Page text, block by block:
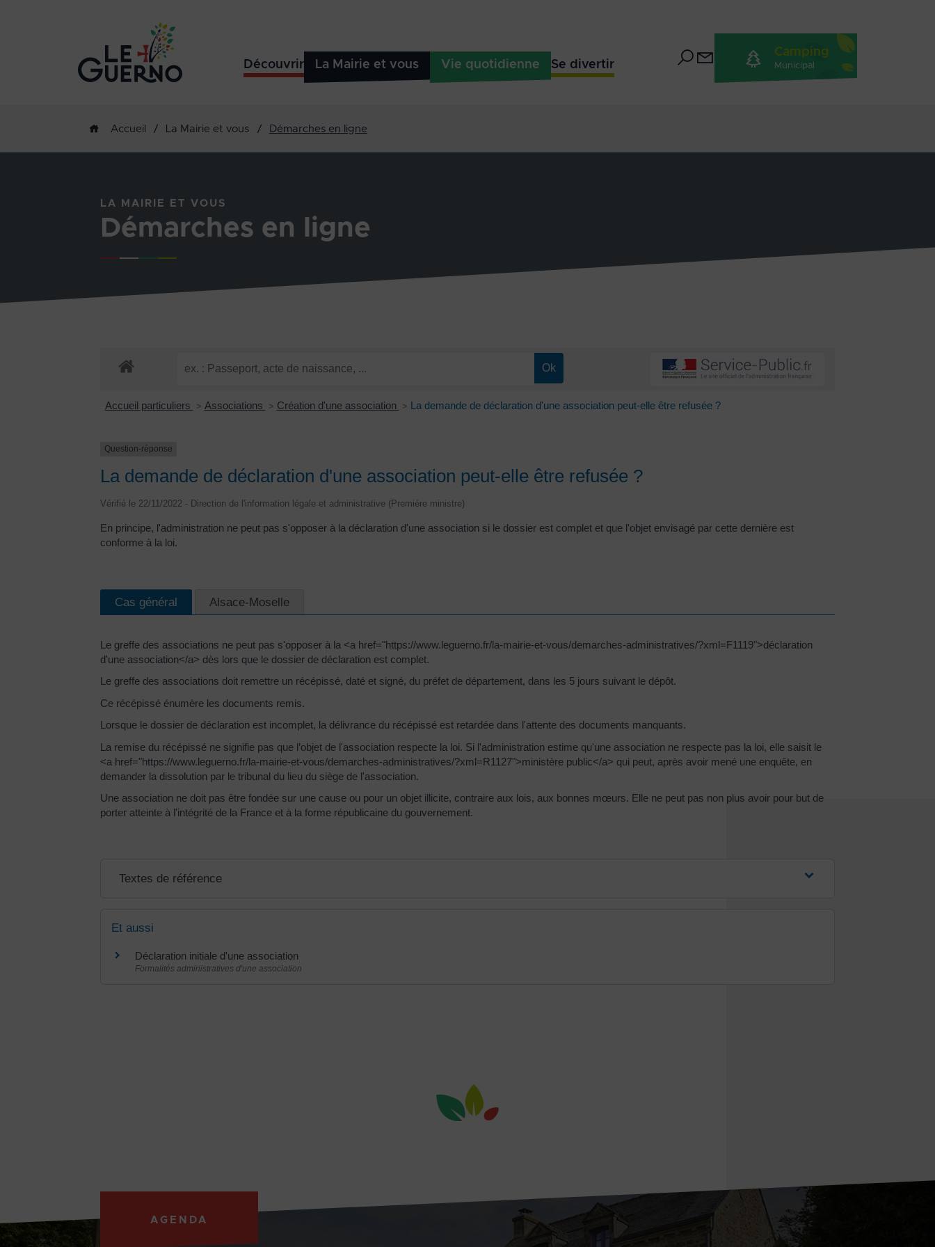
Découvrir La Mairie et vous Vie quotidienne Se divertir
Camping
Municipal
Accueil / La Mairie et vous / Démarches en ligne
LA MAIRIE ET VOUS
Démarches en ligne
Accueil particuliers > Associations > Création d'une association > La demande de déclaration d'une association peut-elle être refusée ?
Question-réponse
La demande de déclaration d'une association peut-elle être refusée ?
Vérifié le 22/11/2022 - Direction de l'information légale et administrative (Première ministre)
En principe, l'administration ne peut pas s'opposer à la déclaration d'une association si le dossier est complet et que l'objet envisagé par cette dernière est
conforme à la loi.
Cas général Alsace-Moselle
Le greffe des associations ne peut pas s'opposer à la <a href="https://www.leguerno.fr/la-mairie-et-vous/demarches-administratives/?xml=F1119">déclaration
d'une association</a> dès lors que le dossier de déclaration est complet.
Le greffe des associations doit remettre un récépissé, daté et signé, du préfet de département, dans les 5 jours suivant le dépôt.
Ce récépissé énumère les documents remis.
Lorsque le dossier de déclaration est incomplet, la délivrance du récépissé est retardée dans l'attente des documents manquants.
La remise du récépissé ne signifie pas que l’objet de l'association respecte la loi. Si l'administration estime qu'une association ne respecte pas la loi, elle saisit le
<a href="https://www.leguerno.fr/la-mairie-et-vous/demarches-administratives/?xml=R1127">ministère public</a> qui peut, après avoir mené une enquête, en
demander la dissolution par le tribunal du lieu du siège de l'association.
Une association ne doit pas être fondée sur une cause ou pour un objet illicite, contraire aux lois, aux bonnes mœurs. Elle ne peut pas non plus avoir pour but de
porter atteinte à l'intégrité de la France et à la forme républicaine du gouvernement.
Textes de référence
Et aussi
Déclaration initiale d'une association
Formalités administratives d'une association
AGENDA